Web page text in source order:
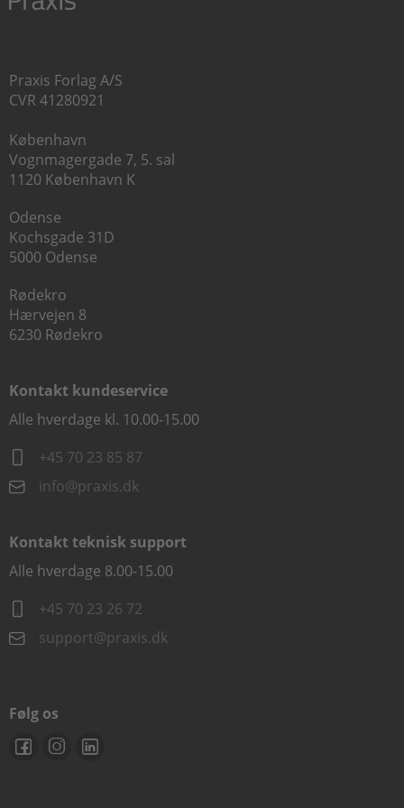
Praxis Forlag A/S
CVR 41280921
København
Vognmagergade 7, 5. sal
1120 København K
Odense
Kochsgade 31D
5000 Odense
Rødekro
Hærvejen 8
6230 Rødekro
Kontakt kundeservice
Alle hverdage kl. 10.00-15.00
+45 70 23 85 87
info@praxis.dk
Kontakt teknisk support
Alle hverdage 8.00-15.00
+45 70 23 26 72
support@praxis.dk
Følg os